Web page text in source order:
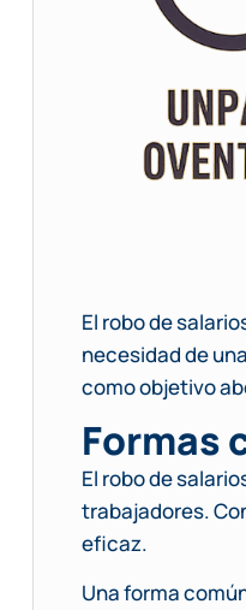
El robo de
necesidad de
como objetivo
Formas
El robo de
trabajadores.
eficaz.
Una forma